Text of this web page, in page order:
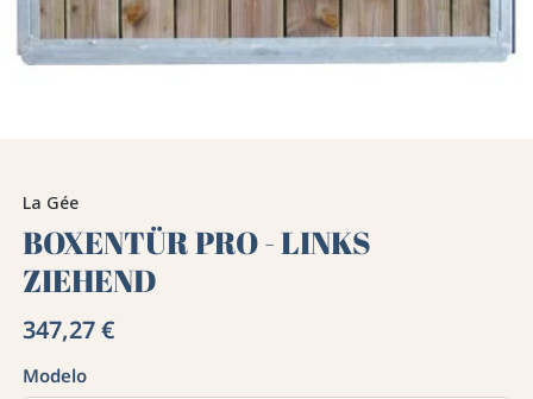
La Gée
BOXENTÜR PRO - LINKS
ZIEHEND
347,27 €
Modelo